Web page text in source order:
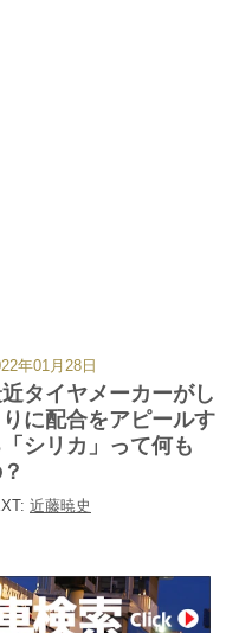
タイヤメーカーがし
りに配合をアピールす
「シリカ」って何も
近藤暁史
年01月28日